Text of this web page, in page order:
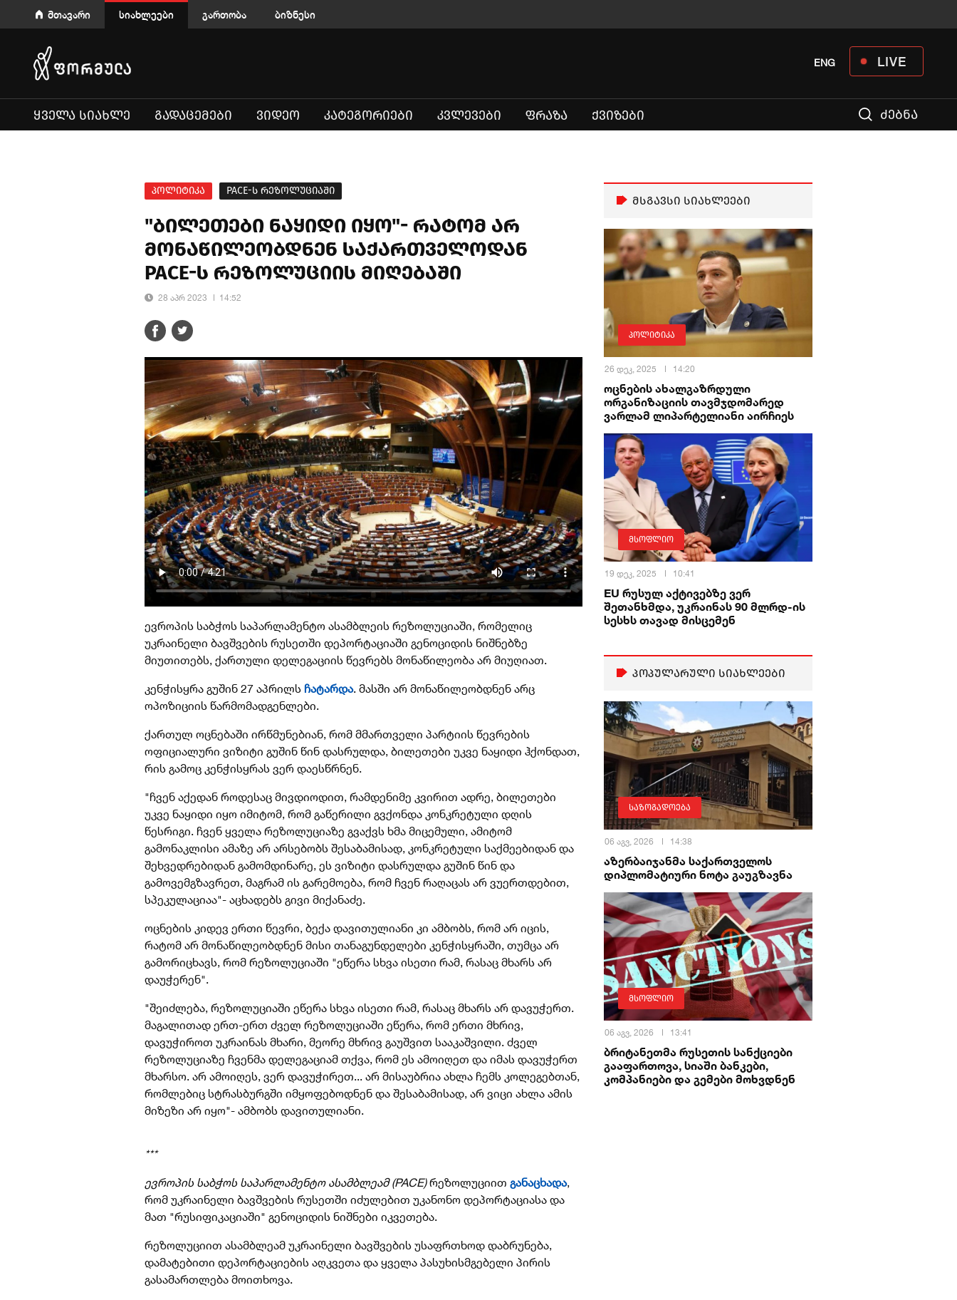
მთავარი სიახლეები გართობა ბიზნესი
LIVE
ENG
ᲧᲕᲔᲚᲐ ᲡᲘᲐᲮᲚᲔ ᲒᲐᲓᲐᲪᲔᲛᲔᲑᲘ ᲕᲘᲓᲔᲝ ᲙᲐᲢᲔᲒᲝᲠᲘᲔᲑᲘ ᲙᲕᲚᲔᲕᲔᲑᲘ ᲤᲠᲐᲖᲐ ᲥᲕᲘᲖᲔᲑᲘ ძებნა
პოლიტიკა PACE-ს რეზოლუციაში
"ბილეთები ნაყიდი იყო"- რატომ არ
მონაწილეობდნენ საქართველოდან
PACE-ს რეზოლუციის მიღებაში
28 აპრ 2023 14:52
ევროპის საბჭოს საპარლამენტო ასამბლეის რეზოლუციაში, რომელიც
უკრაინელი ბავშვების რუსეთში დეპორტაციაში გენოციდის ნიშნებზე
მიუთითებს, ქართული დელეგაციის წევრებს მონაწილეობა არ მიუღიათ.
კენჭისყრა გუშინ 27 აპრილსჩატარდა. მასში არ მონაწილეობდნენ არც
ოპოზიციის წარმომადგენლები.
ქართულ ოცნებაში ირწმუნებიან, რომ მმართველი პარტიის წევრების
ოფიციალური ვიზიტი გუშინ წინ დასრულდა, ბილეთები უკვე ნაყიდი ჰქონდათ,
რის გამოც კენჭისყრას ვერ დაესწრნენ.
"ჩვენ აქედან როდესაც მივდიოდით, რამდენიმე კვირით ადრე, ბილეთები
უკვე ნაყიდი იყო იმიტომ, რომ გაწერილი გვქონდა კონკრეტული დღის
წესრიგი. ჩვენ ყველა რეზოლუციაზე გვაქვს ხმა მიცემული, ამიტომ
გამონაკლისი ამაზე არ არსებობს შესაბამისად, კონკრეტული საქმეებიდან და
შეხვედრებიდან გამომდინარე, ეს ვიზიტი დასრულდა გუშინ წინ და
გამოვემგზავრეთ, მაგრამ ის გარემოება, რომ ჩვენ რაღაცას არ ვუერთდებით,
სპეკულაციაა"- აცხადებს გივი მიქანაძე.
ოცნების კიდევ ერთი წევრი, ბექა დავითულიანი კი ამბობს, რომ არ იცის,
რატომ არ მონაწილეობდნენ მისი თანაგუნდელები კენჭისყრაში, თუმცა არ
გამორიცხავს, რომ რეზოლუციაში "ეწერა სხვა ისეთი რამ, რასაც მხარს არ
დაუჭერენ".
"შეიძლება, რეზოლუციაში ეწერა სხვა ისეთი რამ, რასაც მხარს არ დავუჭერთ.
მაგალითად ერთ-ერთ ძველ რეზოლუციაში ეწერა, რომ ერთი მხრივ,
დავუჭიროთ უკრაინას მხარი, მეორე მხრივ გაუშვით სააკაშვილი. ძველ
რეზოლუციაზე ჩვენმა დელეგაციამ თქვა, რომ ეს ამოიღეთ და იმას დავუჭერთ
მხარსო. არ ამოიღეს, ვერ დავუჭირეთ... არ მისაუბრია ახლა ჩემს კოლეგებთან,
რომლებიც სტრასბურგში იმყოფებოდნენ და შესაბამისად, არ ვიცი ახლა ამის
მიზეზი არ იყო"- ამბობს დავითულიანი.
***
ევროპის საბჭოს საპარლამენტო ასამბლეამ (PACE)რეზოლუციითგანაცხადა,
რომ უკრაინელი ბავშვების რუსეთში იძულებით უკანონო დეპორტაციასა და
მათ "რუსიფიკაციაში" გენოციდის ნიშნები იკვეთება.
რეზოლუციით ასამბლეამ უკრაინელი ბავშვების უსაფრთხოდ დაბრუნება,
დამატებითი დეპორტაციების აღკვეთა და ყველა პასუხისმგებელი პირის
გასამართლება მოითხოვა.
მსგავსი სიახლეები
პოლიტიკა
26 დეკ, 2025 14:20
ოცნების ახალგაზრდული
ორგანიზაციის თავმჯდომარედ
ვარლამ ლიპარტელიანი აირჩიეს
მსოფლიო
19 დეკ, 2025 10:41
EU რუსულ აქტივებზე ვერ
შეთანხმდა, უკრაინას 90 მლრდ-ის
სესხს თავად მისცემენ
პოპულარული სიახლეები
საზოგადოება
06 აგვ, 2026 14:38
აზერბაიჯანმა საქართველოს
დიპლომატიური ნოტა გაუგზავნა
მსოფლიო
06 აგვ, 2026 13:41
ბრიტანეთმა რუსეთის სანქციები
გააფართოვა, სიაში ბანკები,
კომპანიები და გემები მოხვდნენ